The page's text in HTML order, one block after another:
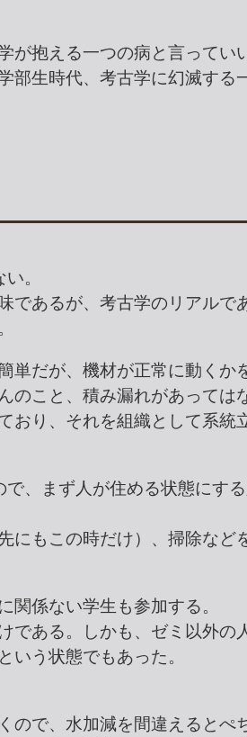
が抱える一つの病と言ってい
部生時代、考古学に幻滅する
。
であるが、考古学のリアルで
単だが、機材が正常に動くか
のこと、積み漏れがあっては
おり、それを組織として系統
、まず人が住める状態にす
にもこの時だけ）、掃除など
係ない学生も参加する。
である。しかも、ゼミ以外の
いう状態でもあった。
ので、水加減を間違えるとぺ